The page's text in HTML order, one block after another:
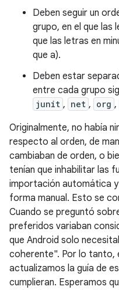
Deben seguir un
grupo, en el que las
que las letras en
que a).
Deben estar
entre cada grupo
junit , net , org ,
Originalmente, no había
respecto al orden, de
cambiaban de orden, o
tenían que inhabilitar las
importación automática
forma manual. Esto se
Cuando se preguntó
preferidos variaban
que Android solo
coherente". Por lo tanto,
actualizamos la guía de
cumplieran. Esperamos